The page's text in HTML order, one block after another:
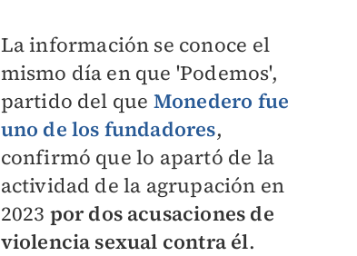
La información se conoce el
mismo día en que 'Podemos',
partido del que Monedero fue
uno de los fundadores,
confirmó que lo apartó de la
actividad de la agrupación en
2023 por dos acusaciones de
violencia sexual contra él.